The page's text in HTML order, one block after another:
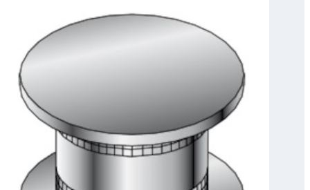
Assortiment
Oplossingen
Downloads
Academy